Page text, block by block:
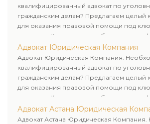
квалифицированный адвокат по
гражданским делам? Предлагаем целый
для оказания правовой помощи под
клиентам. Комплексное обслуживание
юридических лиц. Индивидуальный
клиенту.
Адвокат Юридическая Компания
Адвокат Юридическая Компания.
квалифицированный адвокат по
гражданским делам? Предлагаем целый
для оказания правовой помощи под
клиентам. Комплексное обслуживание
юридических лиц. Индивидуальный
клиенту.
Адвокат Астана Юридическая
Адвокат Астана Юридическая